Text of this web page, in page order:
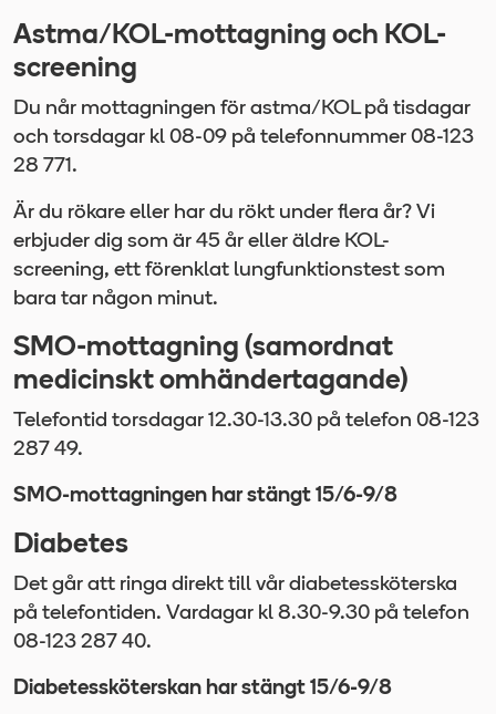
Astma/KOL-mottagning och KOL-
screening
Du når mottagningen för astma/KOL på tisdagar
och torsdagar kl 08-09 på telefonnummer 08-123
28 771.
Är du rökare eller har du rökt under flera år? Vi
erbjuder dig som är 45 år eller äldre KOL-
screening, ett förenklat lungfunktionstest som
bara tar någon minut.
SMO-mottagning (samordnat
medicinskt omhändertagande)
Telefontid torsdagar 12.30-13.30 på telefon 08-123
287 49.
SMO-mottagningen har stängt 15/6-9/8
Diabetes
Det går att ringa direkt till vår diabetessköterska
på telefontiden. Vardagar kl 8.30-9.30 på telefon
08-123 287 40.
Diabetessköterskan har stängt 15/6-9/8